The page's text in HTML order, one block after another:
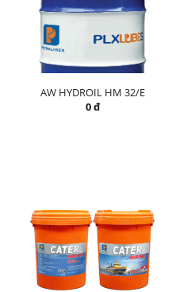
AW HYDROIL HM 32/E
0 đ